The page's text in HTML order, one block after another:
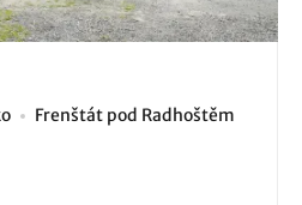
Frenštát pod Radhoštěm